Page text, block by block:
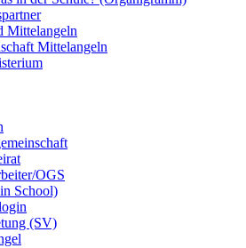
Mittelangeln
Mittelangeln
OGS
School)
(SV)